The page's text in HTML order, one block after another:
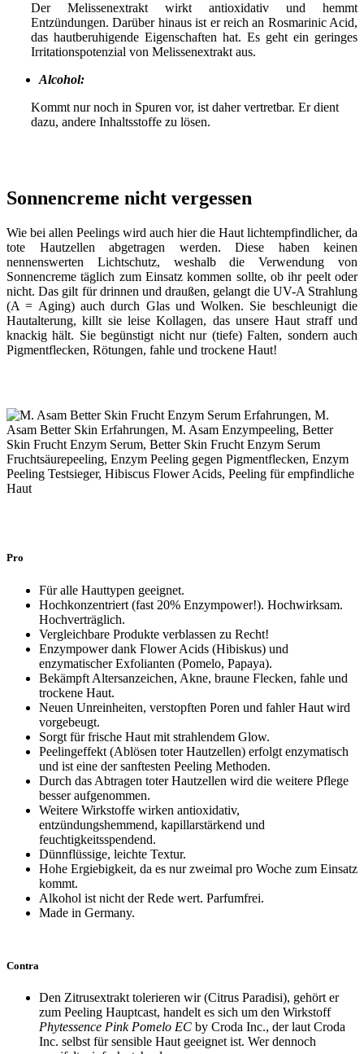
Der Melissenextrakt wirkt antioxidativ und hemmt
Entzündungen. Darüber hinaus ist er reich an Rosmarinic Acid,
das hautberuhigende Eigenschaften hat. Es geht ein geringes
Irritationspotenzial von Melissenextrakt aus.
Alcohol:
Kommt nur noch in Spuren vor, ist daher vertretbar. Er dient
dazu, andere Inhaltsstoffe zu lösen.
Sonnencreme nicht vergessen
Wie bei allen Peelings wird auch hier die Haut lichtempfindlicher, da
tote Hautzellen abgetragen werden. Diese haben keinen
nennenswerten Lichtschutz, weshalb die Verwendung von
Sonnencreme täglich zum Einsatz kommen sollte, ob ihr peelt oder
nicht. Das gilt für drinnen und draußen, gelangt die UV-A Strahlung
(A = Aging) auch durch Glas und Wolken. Sie beschleunigt die
Hautalterung, killt sie leise Kollagen, das unsere Haut straff und
knackig hält. Sie begünstigt nicht nur (tiefe) Falten, sondern auch
Pigmentflecken, Rötungen, fahle und trockene Haut!
Pro
Für alle Hauttypen geeignet.
Hochkonzentriert (fast 20% Enzympower!). Hochwirksam.
Hochverträglich.
Vergleichbare Produkte verblassen zu Recht!
Enzympower dank Flower Acids (Hibiskus) und
enzymatischer Exfolianten (Pomelo, Papaya).
Bekämpft Altersanzeichen, Akne, braune Flecken, fahle und
trockene Haut.
Neuen Unreinheiten, verstopften Poren und fahler Haut wird
vorgebeugt.
Sorgt für frische Haut mit strahlendem Glow.
Peelingeffekt (Ablösen toter Hautzellen) erfolgt enzymatisch
und ist eine der sanftesten Peeling Methoden.
Durch das Abtragen toter Hautzellen wird die weitere Pflege
besser aufgenommen.
Weitere Wirkstoffe wirken antioxidativ,
entzündungshemmend, kapillarstärkend und
feuchtigkeitsspendend.
Dünnflüssige, leichte Textur.
Hohe Ergiebigkeit, da es nur zweimal pro Woche zum Einsatz
kommt.
Alkohol ist nicht der Rede wert. Parfumfrei.
Made in Germany.
Contra
Den Zitrusextrakt tolerieren wir (Citrus Paradisi), gehört er
zum Peeling Hauptcast, handelt es sich um den Wirkstoff
Phytessence Pink Pomelo EC by Croda Inc., der laut Croda
Inc. selbst für sensible Haut geeignet ist. Wer dennoch